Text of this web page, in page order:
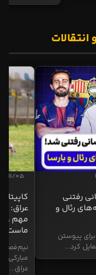
رفتنی
رئال و
برای پیوستن
کرد...
11/05
عراق:
مهم و
ماست
نیم‌فصل
مبارکی
عراق...